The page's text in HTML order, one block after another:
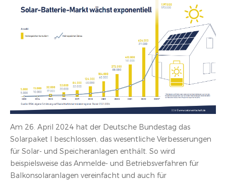
Am 26. April 2024 hat der Deutsche Bundestag das
Solarpaket I beschlossen, das wesentliche Verbesserungen
für Solar- und Speicheranlagen enthält. So wird
beispielsweise das Anmelde- und Betriebsverfahren für
Balkonsolaranlagen vereinfacht und auch für